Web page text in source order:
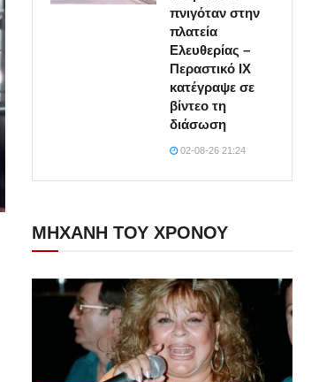
πνιγόταν στην
πλατεία
Ελευθερίας –
Περαστικό ΙΧ
κατέγραψε σε
βίντεο τη
διάσωση
02-08-26 21:24
ΜΗΧΑΝΗ ΤΟΥ ΧΡΟΝΟΥ